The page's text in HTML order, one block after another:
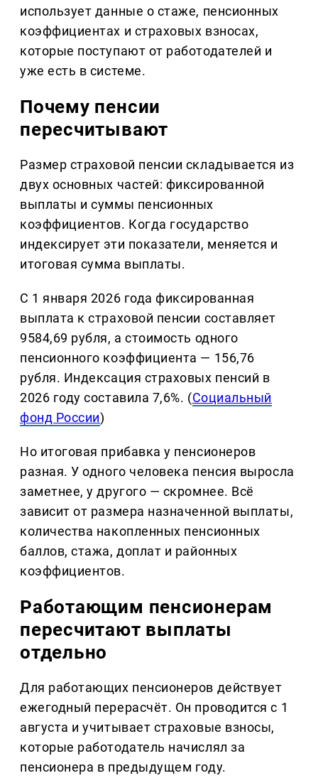
использует данные о стаже, пенсионных
коэффициентах и страховых взносах,
которые поступают от работодателей и
уже есть в системе.
Почему пенсии
пересчитывают
Размер страховой пенсии складывается из
двух основных частей: фиксированной
выплаты и суммы пенсионных
коэффициентов. Когда государство
индексирует эти показатели, меняется и
итоговая сумма выплаты.
С 1 января 2026 года фиксированная
выплата к страховой пенсии составляет
9584,69 рубля, а стоимость одного
пенсионного коэффициента — 156,76
рубля. Индексация страховых пенсий в
2026 году составила 7,6%. (Социальный
фонд России)
Но итоговая прибавка у пенсионеров
разная. У одного человека пенсия выросла
заметнее, у другого — скромнее. Всё
зависит от размера назначенной выплаты,
количества накопленных пенсионных
баллов, стажа, доплат и районных
коэффициентов.
Работающим пенсионерам
пересчитают выплаты
отдельно
Для работающих пенсионеров действует
ежегодный перерасчёт. Он проводится с 1
августа и учитывает страховые взносы,
которые работодатель начислял за
пенсионера в предыдущем году.